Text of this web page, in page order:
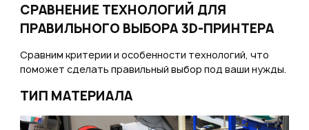
СРАВНЕНИЕ ТЕХНОЛОГИЙ ДЛЯ
ПРАВИЛЬНОГО ВЫБОРА 3D-ПРИНТЕРА
Сравним критерии и особенности технологий, что
поможет сделать правильный выбор под ваши нужды.
ТИП МАТЕРИАЛА